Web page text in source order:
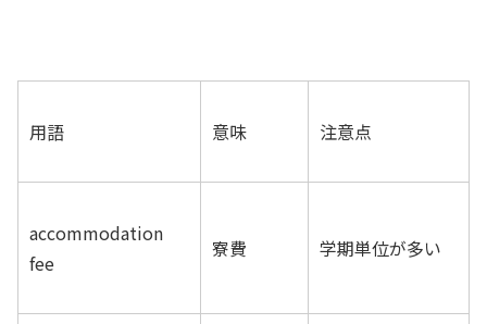
用語 意味 注意点
accommodation
fee
寮費 学期単位が多い